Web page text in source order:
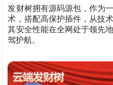
发财树拥有源码源包，作为
术，搭配高保护插件，从技
其安全性能在全网处于领先
驾护航。